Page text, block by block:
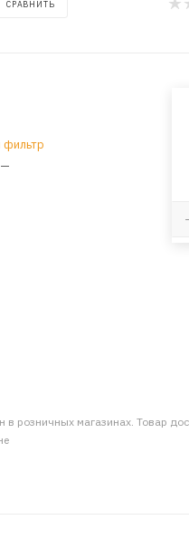
СРАВНИТЬ
—
в розничных магазинах. Товар